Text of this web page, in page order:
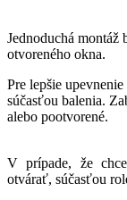
Jednoduchá montáž
otvoreného okna.
Pre lepšie
súčasťou balenia.
alebo pootvorené.
V prípade, že
otvárať, súčasťou